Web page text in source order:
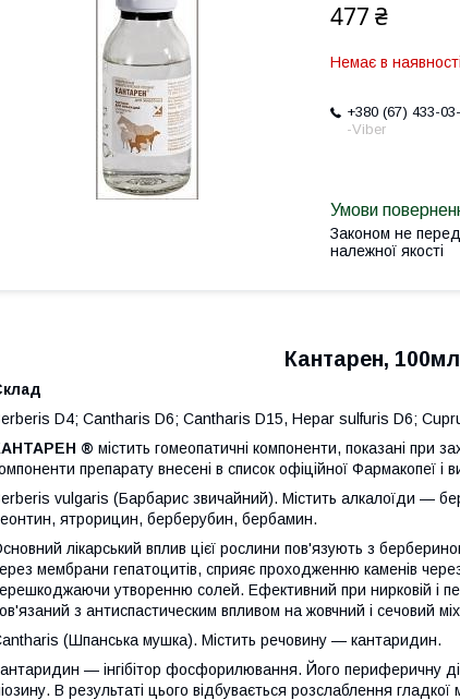
477 ₴
Немає в наявності
+380 (67) 433-
-Viber
Законом не
належної якості
Кантарен,
D4; Cantharis D6; Cantharis D15, Hepar sulfuris D6;
® містить гомеопатичні компоненти, показані при
препарату внесені в список офіційної Фармакопеї і
vulgaris (Барбарис звичайний). Містить алкалоїди —
ятрорицин, берберубин, бербамин.
лікарський вплив цієї рослини пов'язують з
мембрани гепатоцитів, сприяє проходженню каменів
утворенню солей. Ефективний при нирковій і
з антиспастическим впливом на жовчний і сечовий
(Шпанська мушка). Містить речовину — кантаридин.
— інгібітор фосфорилювання. Його периферичну
В результаті цього відбувається розслаблення